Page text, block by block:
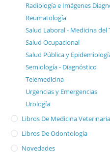
Radiología e Imágenes
Reumatología
Salud Laboral - Medicina del
Salud Ocupacional
Salud Pública y
Semiología - Diagnóstico
Telemedicina
Urgencias y Emergencias
Urología
Libros De Medicina
Libros De Odontología
Novedades